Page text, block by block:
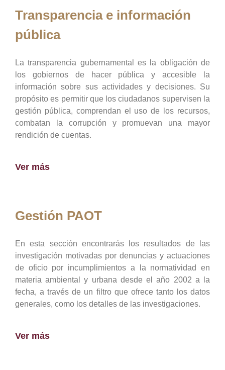
Transparencia e información
pública
La transparencia gubernamental es la obligación de
los gobiernos de hacer pública y accesible la
información sobre sus actividades y decisiones. Su
propósito es permitir que los ciudadanos supervisen la
gestión pública, comprendan el uso de los recursos,
combatan la corrupción y promuevan una mayor
rendición de cuentas.
Ver más
Gestión PAOT
En esta sección encontrarás los resultados de las
investigación motivadas por denuncias y actuaciones
de oficio por incumplimientos a la normatividad en
materia ambiental y urbana desde el año 2002 a la
fecha, a través de un filtro que ofrece tanto los datos
generales, como los detalles de las investigaciones.
Ver más